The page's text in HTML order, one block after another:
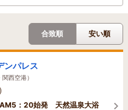
合致順 安い順
ンパレス
西空港）
AM5：20始発 天然温泉大浴